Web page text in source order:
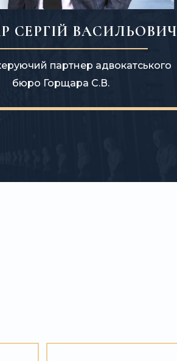
СЕРГІЙ ВАСИЛЬОВИЧ
партнер адвокатського
бюро Горщара С.В.